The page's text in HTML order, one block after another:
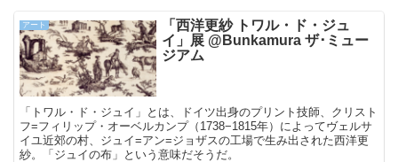
アート
「西洋更紗 トワル・ド・ジュ
イ」展 @Bunkamura ザ･ミュー
ジアム
「トワル・ド・ジュイ」とは、ドイツ出身のプリント技師、クリスト
フ=フィリップ・オーベルカンプ（1738−1815年）によってヴェルサ
イユ近郊の村、ジュイ=アン=ジョザスの工場で生み出された西洋更
紗。「ジュイの布」という意味だそうだ。